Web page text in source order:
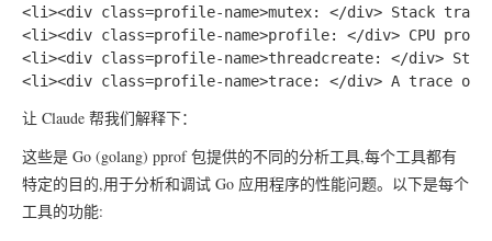
<li><div class=profile-name>mutex: </div> Stack
<li><div class=profile-name>profile: </div> CPU
<li><div class=profile-name>threadcreate: </div>
让 Claude 帮我们解释下：
这些是 Go (golang) pprof包提供的不同的分析工具,每个工具都有
特定的目的,用于分析和调试 Go 应用程序的性能问题。以下是每个
工具的功能: